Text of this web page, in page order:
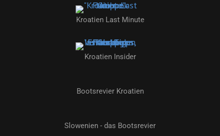
Kroatien Last Minute
Kroatien Insider
Bootsrevier Kroatien
Slowenien - das Bootsrevier